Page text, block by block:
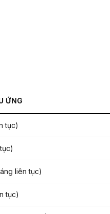
ỨNG
tục)
liên tục)
tục)